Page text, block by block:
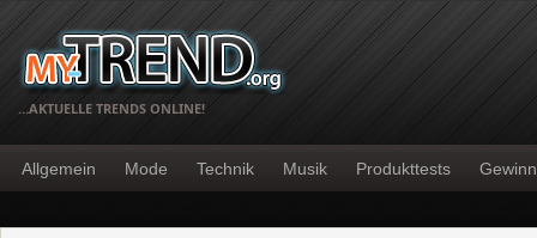
…AKTUELLE TRENDS ONLINE!
Allgemein Mode Technik Musik Produkttests